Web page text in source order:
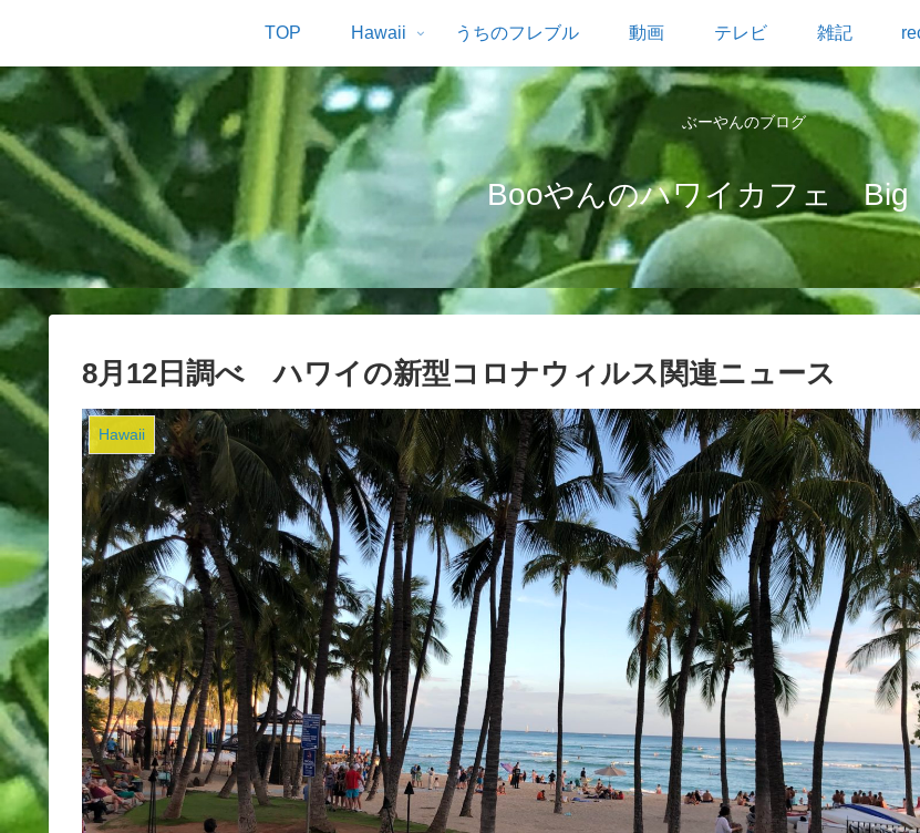
ぶーやんのブログ
Booやんのハワイカフェ Big
TOP Hawaii うちのフレブル 動画 テレビ 雑記
8月12日調べ ハワイの新型コロナウィルス関連ニュース
Hawaii